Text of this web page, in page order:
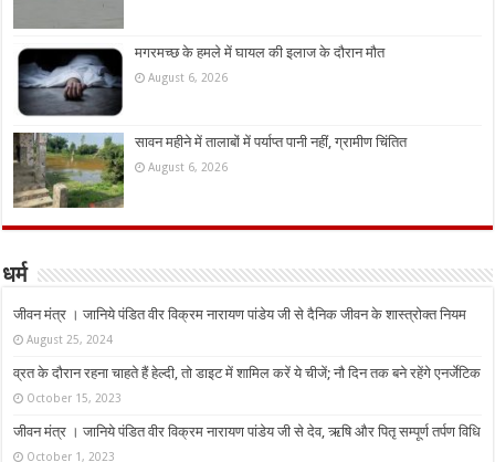
मगरमच्छ के हमले में घायल की इलाज के दौरान मौत
August 6, 2026
सावन महीने में तालाबों में पर्याप्त पानी नहीं, ग्रामीण चिंतित
August 6, 2026
धर्म
जीवन मंत्र । जानिये पंडित वीर विक्रम नारायण पांडेय जी से दैनिक जीवन के शास्त्रोक्त नियम
August 25, 2024
व्रत के दौरान रहना चाहते हैं हेल्दी, तो डाइट में शामिल करें ये चीजें; नौ दिन तक बने रहेंगे एनर्जेटिक
October 15, 2023
जीवन मंत्र । जानिये पंडित वीर विक्रम नारायण पांडेय जी से देव, ऋषि और पितृ सम्पूर्ण तर्पण विधि
October 1, 2023